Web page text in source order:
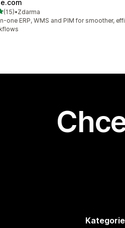
5 hvězd
(15)počet recenzí: 15
•Zdarma
one ERP, WMS and PIM for smoother,